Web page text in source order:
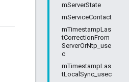
mServerState
mServiceContact
mTimestampLas
tCorrectionFrom
ServerOrNtp_use
c
mTimestampLas
tLocalSync_usec